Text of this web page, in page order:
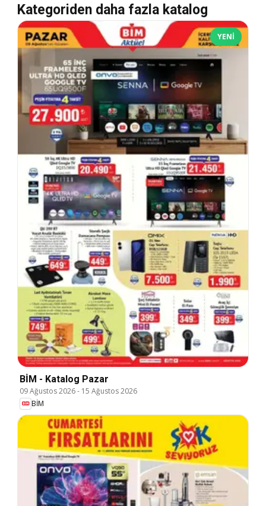
Kategoriden daha fazla katalog
YENI
BİM - Katalog Pazar
09 Ağustos 2026- 15 Ağustos 2026
BİM